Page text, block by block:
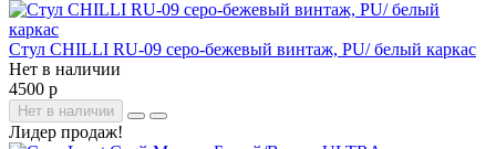
Стул CHILLI RU-09 серо-бежевый винтаж, PU/ белый каркас
Нет в наличии
4500 р
Нет в наличии
Лидер продаж!